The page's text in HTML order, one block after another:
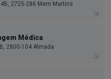
2725-286 Mem Martins
Médica
2800-104 Almada